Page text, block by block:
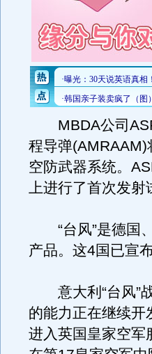
MBDA公司
程导弹(AMRAAM)
空防武器系统。
上进行了首次发射
“台风”是德国、
产品。这4国已宣
意大利“台风”战
的能力正在继续开
进入英国皇家空军